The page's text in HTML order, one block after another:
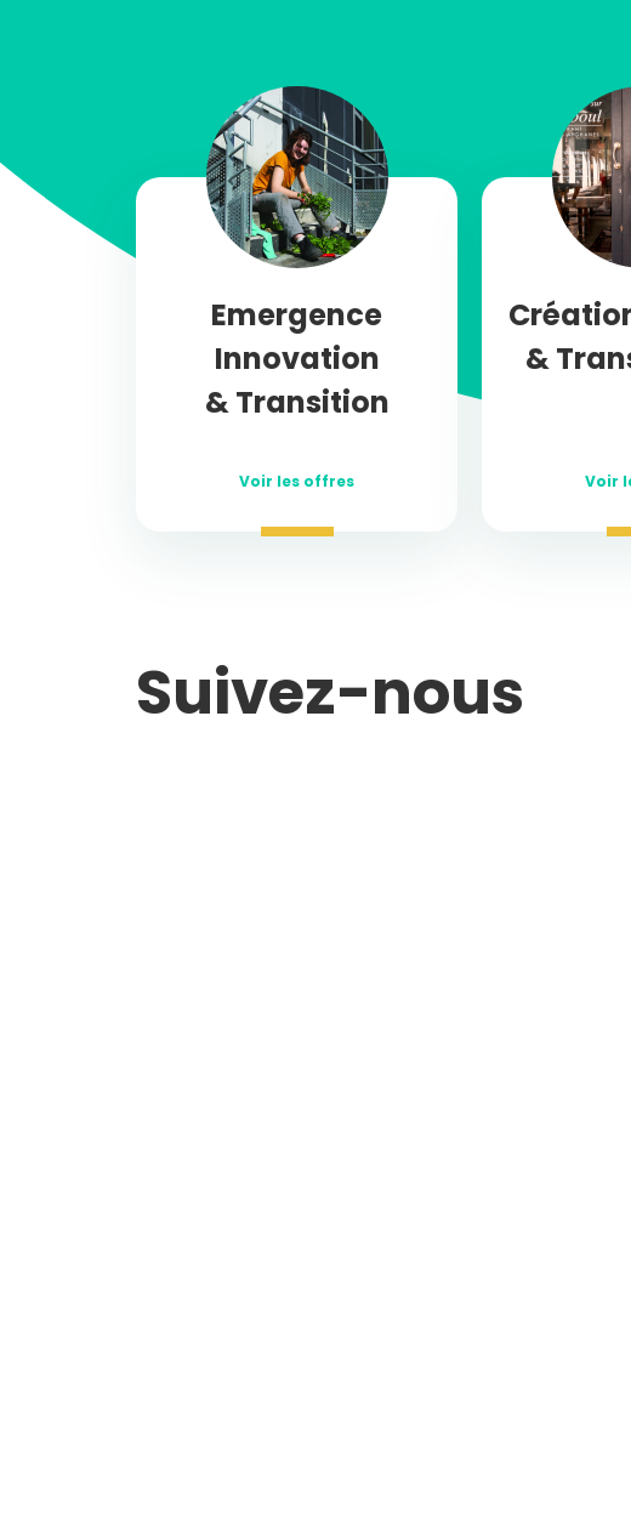
Emergence
Innovation
& Transition
Voir les offres
&
Voir
Suivez-nous